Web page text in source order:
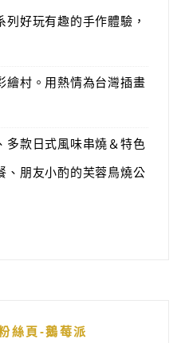
好玩有趣的手作體驗，
繪村。用熱情為台灣插畫
多款日式風味串燒＆特色
、朋友小酌的芙蓉鳥燒公
絲頁-鵝莓派